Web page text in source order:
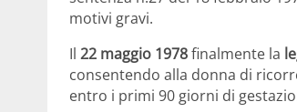
motivi gravi.
Il 22 maggio 1978finalmente la
consentendo alla donna di
entro i primi 90 giorni di